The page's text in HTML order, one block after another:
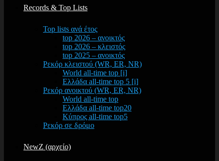
Records & Top Lists
Top lists ανά έτος
top 2026 – ανοικτός
top 2026 – κλειστός
top 2025 – ανοικτός
Ρεκόρ κλειστού (WR, ER, NR)
World all-time top [i]
Ελλάδα all-time top 5 [i]
Ρεκόρ ανοικτού (WR, ER, NR)
World all-time top
Ελλάδα all-time top20
Κύπρος all-time top5
Ρεκόρ σε δρόμο
NewZ (αρχείο)